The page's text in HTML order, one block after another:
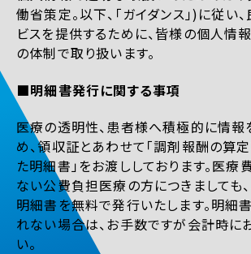
働省策定。以下、「ガイダンス」)に従い
ビスを提供するために、皆様の個人情
の体制で取り扱います。
■明細書発行に関する事項
医療の透明性、患者様へ積極的に情報
め、領収証とあわせて「調剤報酬の算
た明細書」をお渡ししております。医
ない公費負担医療の方につきましても
明細書を無料で発行いたします。明細
れない場合は、お手数ですが会計時に
い。